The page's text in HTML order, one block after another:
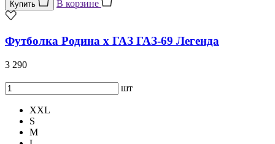
Купить В корзине
Футболка Родина x ГАЗ ГАЗ-69 Легенда
3 290
шт
XXL
S
M